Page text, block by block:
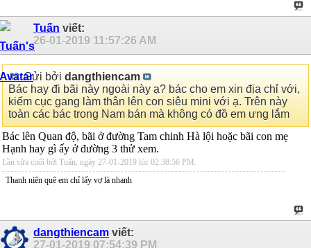
Tuấn viết:
26-01-2019 11:57:26 AM
Gửi bởi dangthiencam
Bác hay đi bãi này ngoài này ạ? bác cho em xin địa chỉ với,
kiếm cục gang làm thân lên con siêu mini với ạ. Trên này
toàn các bác trong Nam bán mà không có đồ em ưng lắm
Bác lên Quan độ, bãi ở đường Tam chinh Hà lội hoặc bãi con mẹ
Hạnh hay gì ấy ở đường 3 thử xem.
Lần sửa cuối bởi Tuấn, ngày 27-01-2019 lúc 02:38:56 PM
Thanh niên quê em chỉ lấy vợ là nhanh
dangthiencam viết:
27-01-2019 07:54:39 PM